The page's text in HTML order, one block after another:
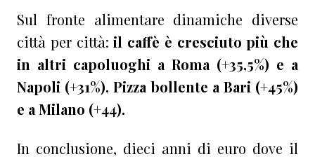
Sul fronte alimentare dinamiche diverse
città per città:il caffè è cresciuto più che
in altri capoluoghi a Roma (+35,5%) e a
Napoli (+31%). Pizza bollente a Bari (+45%)
e a Milano (+44).
In conclusione, dieci anni di euro dove il